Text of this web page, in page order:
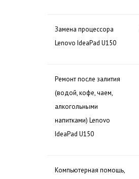
Замена процессора
Lenovo IdeaPad U150
Ремонт после залития
(водой, кофе, чаем,
алкогольными
напитками) Lenovo
IdeaPad U150
Компьютерная помощь,